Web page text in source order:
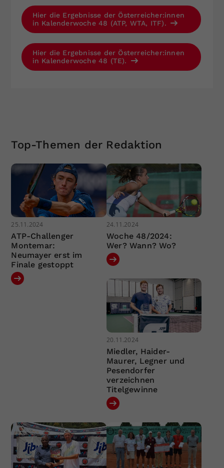
Hier die Ergebnisse der Österreicher:innen
in Kalenderwoche 48 (ATP, WTA, ITF).
Hier die Ergebnisse der Österreicher:innen
in Kalenderwoche 48 (TE).
Top-Themen der Redaktion
25.11.2024
ATP-Challenger
Montemar:
Neumayer erst im
Finale gestoppt
24.11.2024
Woche 48/2024:
Wer? Wann? Wo?
20.11.2024
Miedler, Haider-
Maurer, Legner und
Pesendorfer
verzeichnen
Titelgewinne